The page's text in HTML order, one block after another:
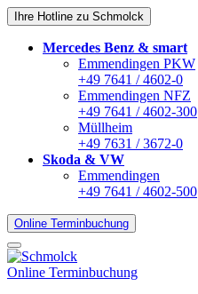
Ihre Hotline zu Schmolck
Mercedes Benz & smart
Emmendingen PKW
+49 7641 / 4602-0
Emmendingen NFZ
+49 7641 / 4602-300
Müllheim
+49 7631 / 3672-0
Skoda & VW
Emmendingen
+49 7641 / 4602-500
Online Terminbuchung
Online Terminbuchung